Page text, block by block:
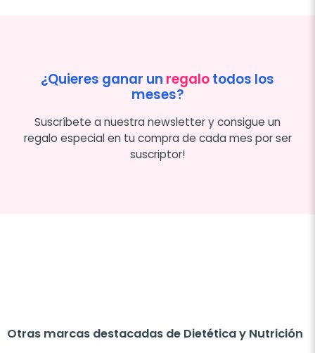
¿Quieres ganar un regalotodos los
meses?
Suscríbete a nuestra newsletter y consigue un
regalo especial en tu compra de cada mes por ser
suscriptor!
Otras marcas destacadas de Dietética y Nutrición